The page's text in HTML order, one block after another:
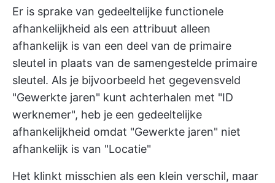
Er is sprake van gedeeltelijke functionele
afhankelijkheid als een attribuut alleen
afhankelijk is van een deel van de primaire
sleutel in plaats van de samengestelde primaire
sleutel. Als je bijvoorbeeld het gegevensveld
"Gewerkte jaren" kunt achterhalen met "ID
werknemer", heb je een gedeeltelijke
afhankelijkheid omdat "Gewerkte jaren" niet
afhankelijk is van "Locatie"
Het klinkt misschien als een klein verschil, maar